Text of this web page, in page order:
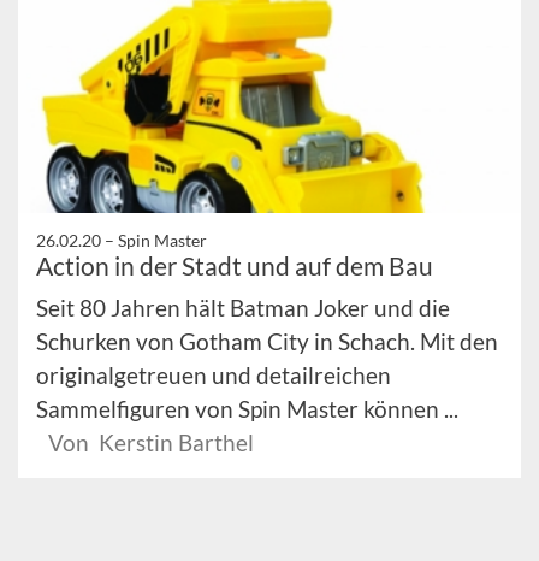
26.02.20 – Spin Master
Action in der Stadt und auf dem Bau
Seit 80 Jahren hält Batman Joker und die
Schurken von Gotham City in Schach. Mit den
originalgetreuen und detailreichen
Sammelfiguren von Spin Master können ...
Von Kerstin Barthel